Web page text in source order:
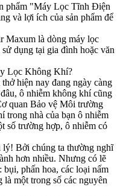
phẩm "Máy Lọc Tĩnh Điện
và lợi ích của sản phẩm để
Maxum là dòng máy lọc
dụng tại gia đình hoặc văn
Lọc Không Khí?
hiện nay đang ngày càng
ô nhiễm không khí cũng
quan Bảo vệ Môi trường
nhà của bạn ô nhiễm
số trường hợp, ô nhiễm có
Bởi chúng ta thường nghĩ
hơn nhiều. Nhưng có lẽ
phấn hoa, các loại nấm
một trong số các nguyên